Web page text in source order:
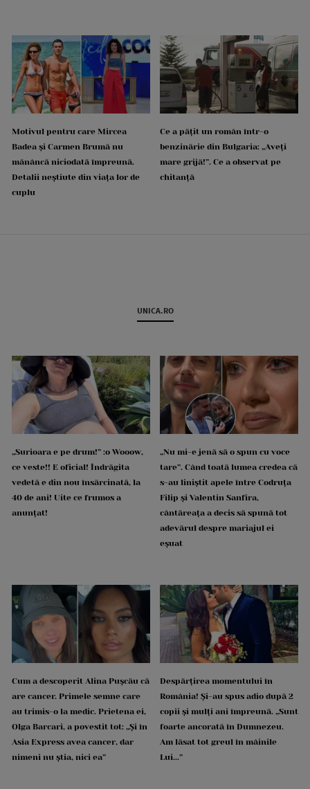
Motivul pentru care Mircea
Badea și Carmen Brumă nu
mănâncă niciodată împreună.
Detalii neștiute din viața lor de
cuplu
Ce a pățit un român într-o
benzinărie din Bulgaria: „Aveți
mare grijă!”. Ce a observat pe
chitanță
UNICA.RO
„Surioara e pe drum!” :o Wooow,
ce veste!! E oficial! Îndrăgita
vedetă e din nou însărcinată, la
40 de ani! Uite ce frumos a
anunțat!
„Nu mi-e jenă să o spun cu voce
tare”. Când toată lumea credea că
s-au liniștit apele între Codruța
Filip și Valentin Sanfira,
cântăreața a decis să spună tot
adevărul despre mariajul ei
eșuat
Cum a descoperit Alina Pușcău că
are cancer. Primele semne care
au trimis-o la medic. Prietena ei,
Olga Barcari, a povestit tot: „Și în
Asia Express avea cancer, dar
nimeni nu știa, nici ea”
Despărțirea momentului în
România! Și-au spus adio după 2
copii și mulți ani împreună. „Sunt
foarte ancorată în Dumnezeu.
Am lăsat tot greul în mâinile
Lui...”